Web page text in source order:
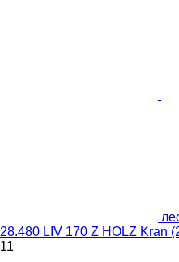
28.480 LIV 170 Z HOLZ Kran
11